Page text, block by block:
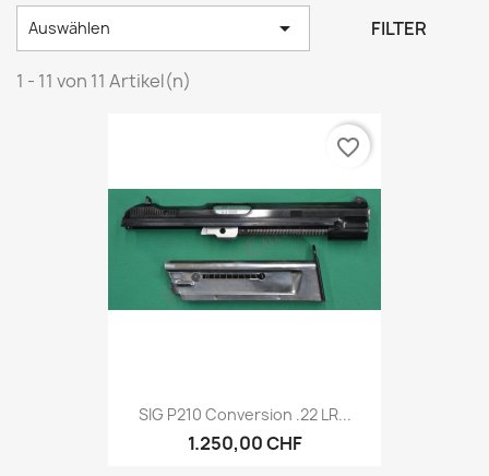
Auswählen  FILTER
1 - 11 von 11 Artikel(n)
SIG P210 Conversion .22 LR...
1.250,00 CHF
favorite_border